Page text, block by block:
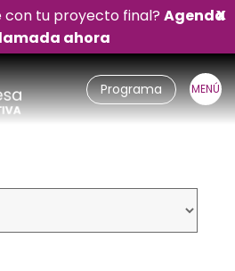
X
con tu proyecto final? Agenda
ahora
Programa